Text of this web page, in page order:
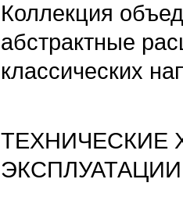
Коллекция
абстрактные
классических
ТЕХНИЧЕСКИЕ
ЭКСПЛУАТАЦИИ